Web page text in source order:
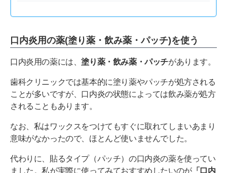
口内炎用の薬(塗り薬・飲み薬・パッチ)を使う
口内炎用の薬には、塗り薬・飲み薬・パッチがあります。
歯科クリニックでは基本的に塗り薬やパッチが処方される
ことが多いですが、口内炎の状態によっては飲み薬が処方
されることもあります。
なお、私はワックスをつけてもすぐに取れてしまいあまり
意味がなかったので、ほとんど使いませんでした。
代わりに、貼るタイプ（パッチ）の口内炎の薬を使ってい
ました。私が実際に使ってみておすすめしたいのが「口内